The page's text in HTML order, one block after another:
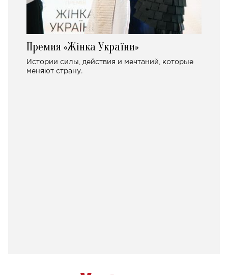
Премия «Жінка України»
Истории силы, действия и мечтаний, которые
меняют страну.